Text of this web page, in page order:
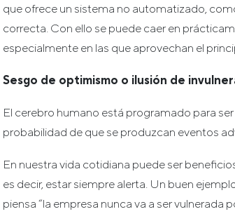
que ofrece un sistema no automatizado,
correcta. Con ello se puede caer en
especialmente en las que aprovechan el
Sesgo de optimismo o ilusión de
El cerebro humano está programado para
probabilidad de que se produzcan eventos
En nuestra vida cotidiana puede ser
es decir, estar siempre alerta. Un buen
piensa “la empresa nunca va a ser vulnerada